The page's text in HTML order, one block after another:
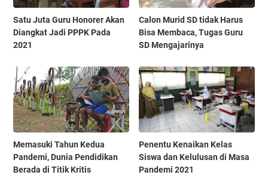
Satu Juta Guru Honorer Akan
Diangkat Jadi PPPK Pada
2021
Calon Murid SD tidak Harus
Bisa Membaca, Tugas Guru
SD Mengajarinya
Memasuki Tahun Kedua
Pandemi, Dunia Pendidikan
Berada di Titik Kritis
Penentu Kenaikan Kelas
Siswa dan Kelulusan di Masa
Pandemi 2021